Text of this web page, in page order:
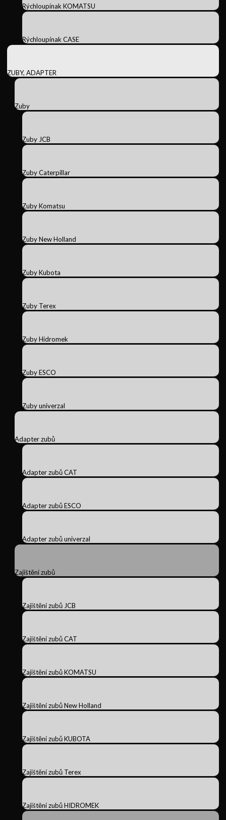
Rýchloupínak KOMATSU
Rýchloupínak CASE
ZUBY, ADAPTER
Zuby
Zuby JCB
Zuby Caterpillar
Zuby Komatsu
Zuby New Holland
Zuby Kubota
Zuby Terex
Zuby Hidromek
Zuby ESCO
Zuby univerzal
Adapter zubů
Adapter zubů CAT
Adapter zubů ESCO
Adapter zubů univerzal
Zajištění zubů
Zajištění zubů JCB
Zajištění zubů CAT
Zajištění zubů KOMATSU
Zajištění zubů New Holland
Zajištění zubů KUBOTA
Zajištění zubů Terex
Zajištění zubů HIDROMEK